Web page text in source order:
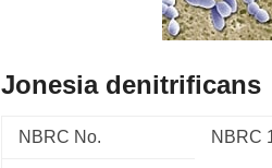
Jonesia denitrificans
NBRC No. NBRC